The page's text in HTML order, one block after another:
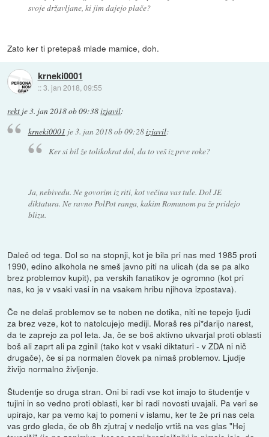
svoje državljane, ki jim dajejo plače?
Zato ker ti pretepaš mlade mamice, doh.
krneki0001
::3. jan 2018, 09:55
rekt je3. jan 2018 ob 09:38izjavil:
krneki0001 je3. jan 2018 ob 09:28izjavil:
Ker si bil že tolikokrat dol, da to veš iz prve roke?
Ja, nebivedu. Ne govorim iz riti, kot večina vas tule. Dol JE
diktatura. Ne ravno PolPot ranga, kakim Romunom pa že pridejo
blizu.
Daleč od tega. Dol so na stopnji, kot je bila pri nas med 1985 proti
1990, edino alkohola ne smeš javno piti na ulicah (da se pa alko
brez problemov kupit), pa verskih fanatikov je ogromno (kot pri
nas, ko je v vsaki vasi in na vsakem hribu njihova izpostava).
Če ne delaš problemov se te noben ne dotika, niti ne tepejo ljudi
za brez veze, kot to natolcujejo mediji. Moraš res pi*darijo narest,
da te zaprejo za pol leta. Ja, če se boš aktivno ukvarjal proti oblasti
boš ali zaprt ali pa zginil (tako kot v vsaki diktaturi - v ZDA ni nič
drugače), če si pa normalen človek pa nimaš problemov. Ljudje
živijo normalno življenje.
Študentje so druga stran. Oni bi radi vse kot imajo to študentje v
tujini in so vedno proti oblasti, ker bi radi novosti uvajali. Pa veri se
upirajo, kar pa vemo kaj to pomeni v islamu, ker te že pri nas cela
vas grdo gleda, če ob 8h zjutraj v nedeljo vrtiš na ves glas "Hej